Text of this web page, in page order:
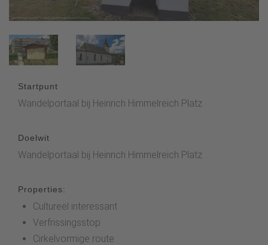
Startpunt
Wandelportaal bij Heinrich Himmelreich Platz
Doelwit
Wandelportaal bij Heinrich Himmelreich Platz
Properties:
Cultureel interessant
Verfrissingsstop
Cirkelvormige route